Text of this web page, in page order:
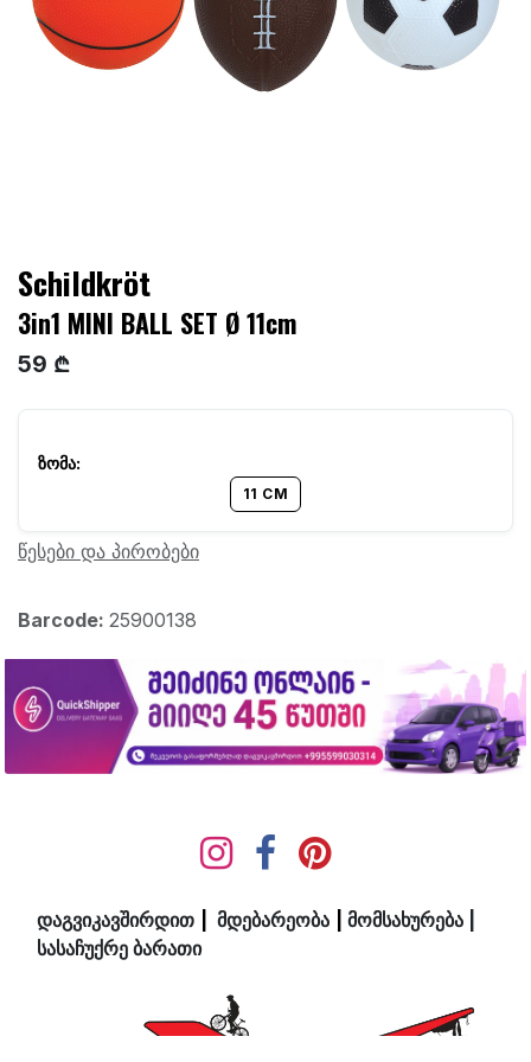
Schildkröt
3in1 MINI BALL SET Ø 11cm
59 ₾
11 CM
წესები და პირობები
Barcode: 25900138
დაგვიკავშირდით მდ​ებ​​არეობა მომსახურება
სასაჩუქრე ბარათი